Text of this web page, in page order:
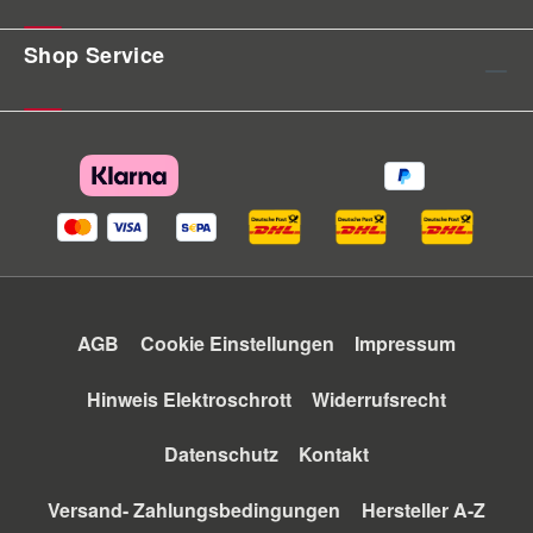
Shop Service
AGB Cookie Einstellungen Impressum
Hinweis Elektroschrott Widerrufsrecht
Datenschutz Kontakt
Versand- Zahlungsbedingungen Hersteller A-Z